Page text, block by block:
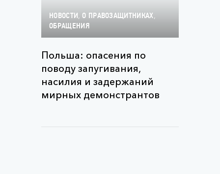
НОВОСТИ,О ПРАВОЗАЩИТНИКАХ,
ОБРАЩЕНИЯ
Польша: опасения по
поводу запугивания,
насилия и задержаний
мирных демонстрантов